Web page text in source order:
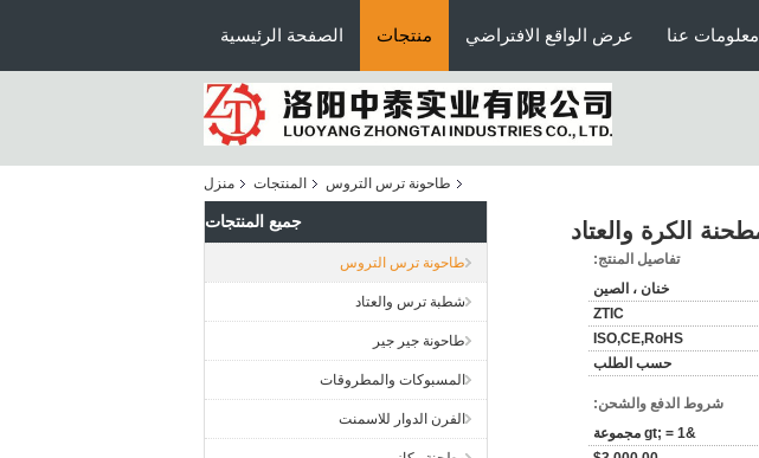
الصفحة الرئيسية منتجات عرض الواقع الافتراضي معلومات عنا
منزل المنتجات طاحونة ترس التروس
جميع المنتجات
طاحونة ترس التروس
شطبة ترس والعتاد
طاحونة جير جير
المسبوكات والمطروقات
الفرن الدوار للاسمنت
تفاصيل المنتج:
خنان ، الصين
ZTIC
ISO,CE,RoHS
حسب الطلب
شروط الدفع والشحن:
&gt; = 1 مجموعة